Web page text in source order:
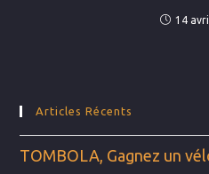
14
Articles Récents
TOMBOLA, Gagnez un